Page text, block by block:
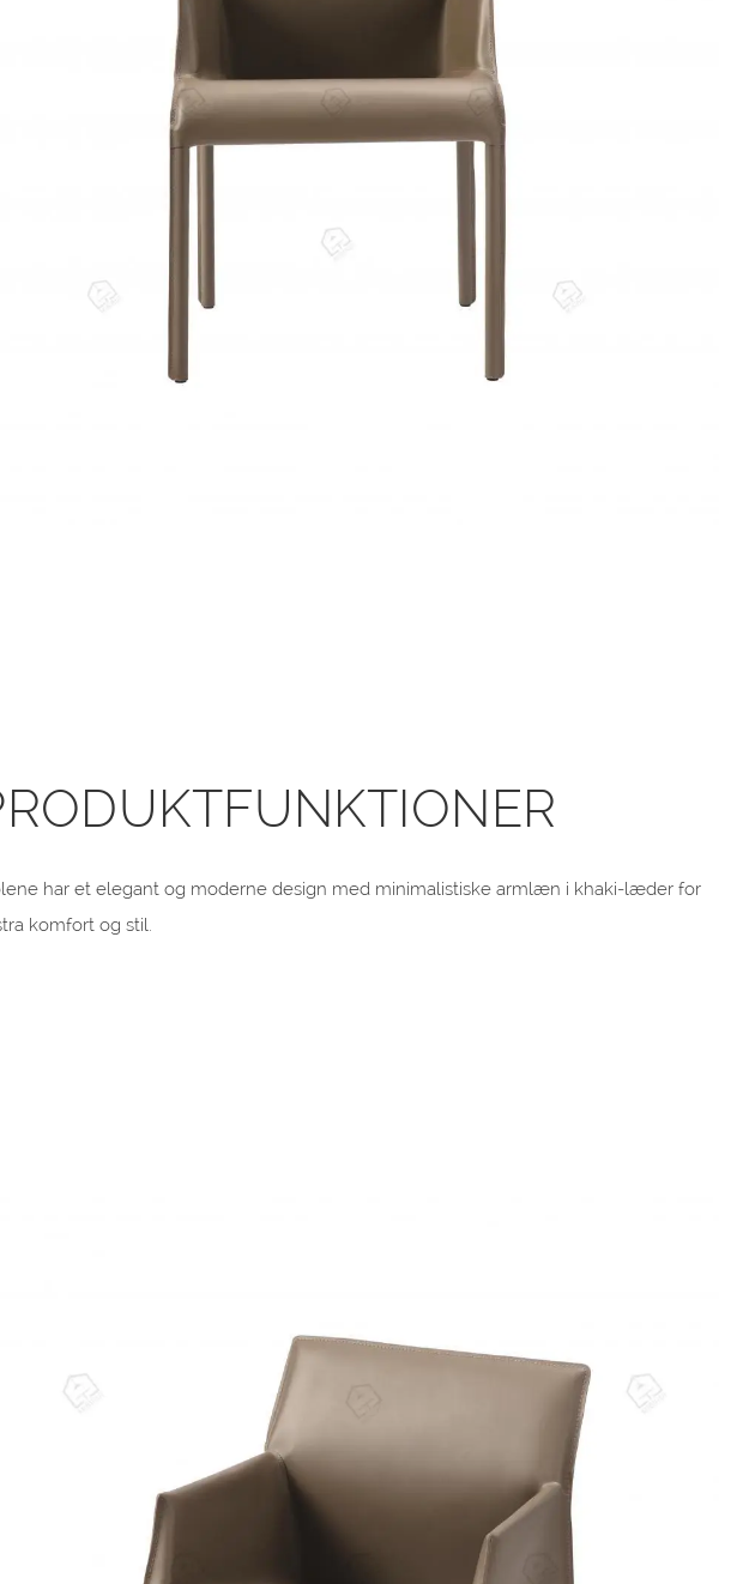
har et elegant og moderne design med minimalistiske armlæn i khaki-læder for
komfort og stil.